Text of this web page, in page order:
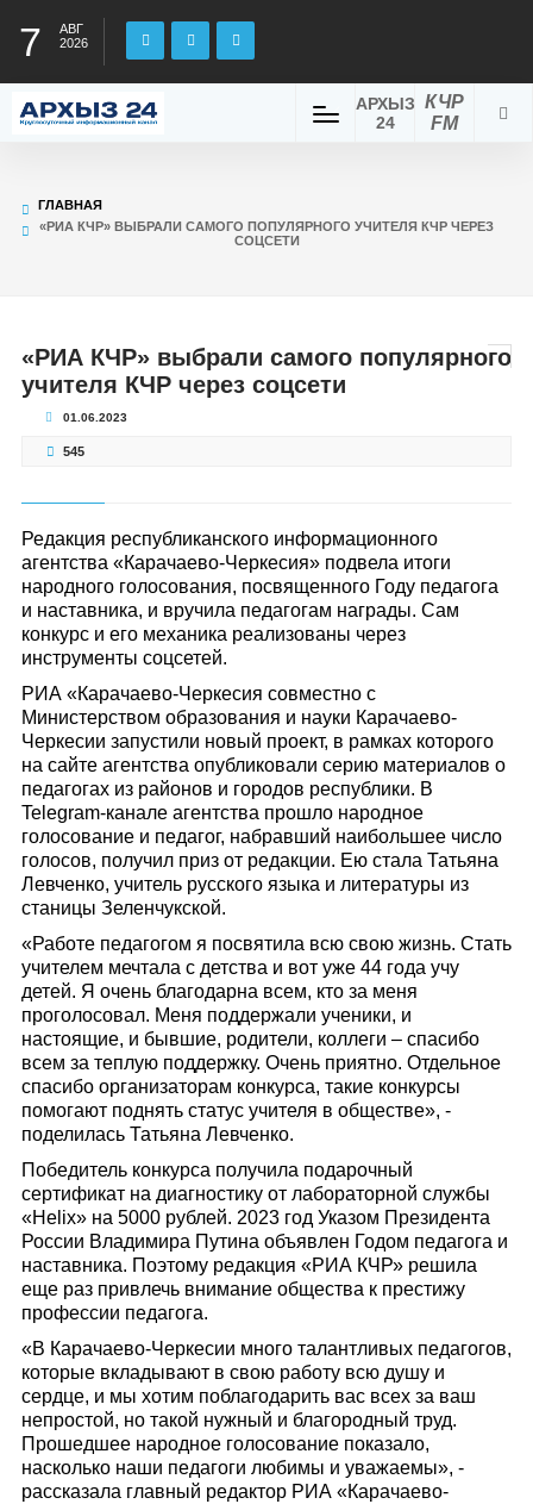
7
АВГ
2026
КЧР
FM
АРХЫЗ
24
ГЛАВНАЯ
«РИА КЧР» ВЫБРАЛИ САМОГО ПОПУЛЯРНОГО УЧИТЕЛЯ КЧР ЧЕРЕЗ
СОЦСЕТИ
«РИА КЧР» выбрали самого популярного
учителя КЧР через соцсети
01.06.2023
545
Редакция республиканского информационного
агентства «Карачаево-Черкесия» подвела итоги
народного голосования, посвященного Году педагога
и наставника, и вручила педагогам награды. Сам
конкурс и его механика реализованы через
инструменты соцсетей.
РИА «Карачаево-Черкесия совместно с
Министерством образования и науки Карачаево-
Черкесии запустили новый проект, в рамках которого
на сайте агентства опубликовали серию материалов о
педагогах из районов и городов республики. В
Telegram-канале агентства прошло народное
голосование и педагог, набравший наибольшее число
голосов, получил приз от редакции. Ею стала Татьяна
Левченко, учитель русского языка и литературы из
станицы Зеленчукской.
«Работе педагогом я посвятила всю свою жизнь. Стать
учителем мечтала с детства и вот уже 44 года учу
детей. Я очень благодарна всем, кто за меня
проголосовал. Меня поддержали ученики, и
настоящие, и бывшие, родители, коллеги – спасибо
всем за теплую поддержку. Очень приятно. Отдельное
спасибо организаторам конкурса, такие конкурсы
помогают поднять статус учителя в обществе», -
поделилась Татьяна Левченко.
Победитель конкурса получила подарочный
сертификат на диагностику от лабораторной службы
«Helix» на 5000 рублей. 2023 год Указом Президента
России Владимира Путина объявлен Годом педагога и
наставника. Поэтому редакция «РИА КЧР» решила
еще раз привлечь внимание общества к престижу
профессии педагога.
«В Карачаево-Черкесии много талантливых педагогов,
которые вкладывают в свою работу всю душу и
сердце, и мы хотим поблагодарить вас всех за ваш
непростой, но такой нужный и благородный труд.
Прошедшее народное голосование показало,
насколько наши педагоги любимы и уважаемы», -
рассказала главный редактор РИА «Карачаево-